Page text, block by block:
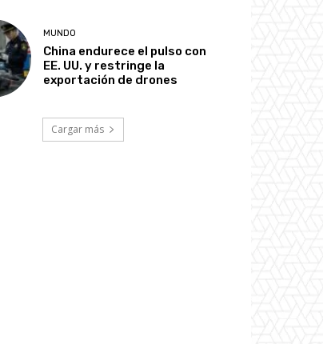
MUNDO
China endurece el pulso con
EE. UU. y restringe la
exportación de drones
Cargar más